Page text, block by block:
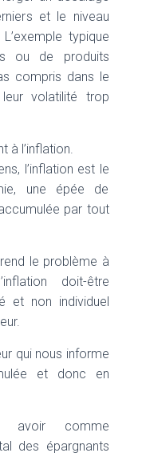
et le niveau
typique
ou de produits
compris dans le
volatilité trop
à l’inflation.
l’inflation est le
une épée de
par tout
le problème à
doit-être
et non individuel
qui nous informe
et donc en
avoir comme
des épargnants